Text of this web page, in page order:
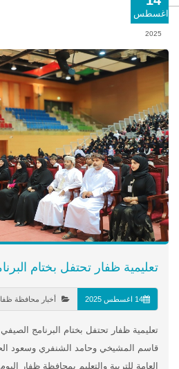
اغسطس
2025
تعليمية ظفار تحتفل بختام
14 اغسطس 2025 أخبار محافظة
تعليمية ظفار تحتفل بختام البرنامج
قاسم المشيخي وحامد الشنفري وسعود
العامة للتربية والتعليم بمحافظة ظفار